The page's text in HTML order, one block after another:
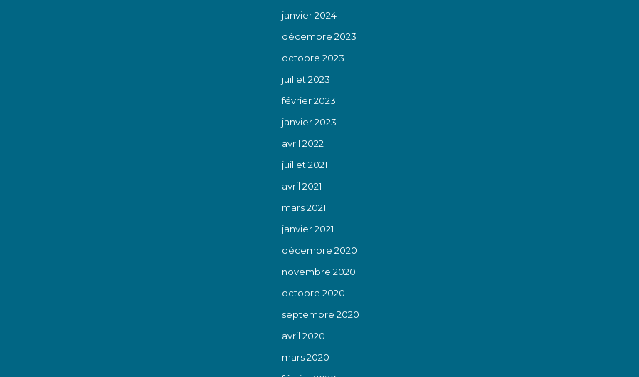
janvier 2024
décembre 2023
octobre 2023
juillet 2023
février 2023
janvier 2023
avril 2022
juillet 2021
avril 2021
mars 2021
janvier 2021
décembre 2020
novembre 2020
octobre 2020
septembre 2020
avril 2020
mars 2020